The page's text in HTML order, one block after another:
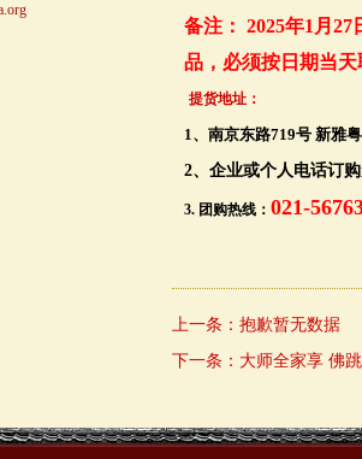
备注： 2025年1月
品，必须按日期当天
提货地址：
1、南京东路719号 新雅
2、企业或个人电话订
3. 团购热线： 021-
上一条： 抱歉暂无数据
下一条： 大师全家享 佛